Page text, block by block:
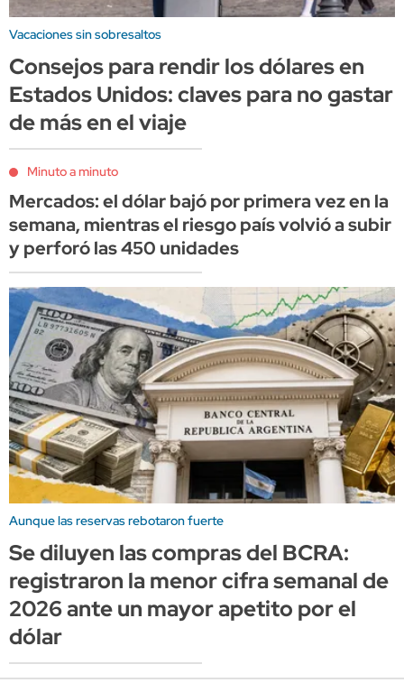
Vacaciones sin sobresaltos
Consejos para rendir los dólares en
Estados Unidos: claves para no gastar
de más en el viaje
Minuto a minuto
Mercados: el dólar bajó por primera vez en la
semana, mientras el riesgo país volvió a subir
y perforó las 450 unidades
Aunque las reservas rebotaron fuerte
Se diluyen las compras del BCRA:
registraron la menor cifra semanal de
2026 ante un mayor apetito por el
dólar